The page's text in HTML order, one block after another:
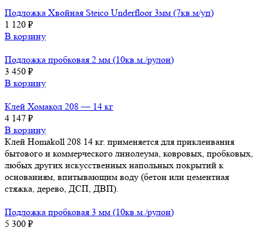
Подложка Хвойная Steico Underfloor 3мм (7кв.м/уп)
1 120 ₽
В корзину
Подложка пробковая 2 мм (10кв.м./рулон)
3 450 ₽
В корзину
Клей Хомакол 208 — 14 кг
4 147 ₽
В корзину
Клей Homakoll 208 14 кг. применяется для приклеивания
бытового и коммерческого линолеума, ковровых, пробковых,
любых других искусственных напольных покрытий к
основаниям, впитывающим воду (бетон или цементная
стяжка, дерево, ДСП, ДВП).
Подложка пробковая 3 мм (10кв.м./рулон)
5 300 ₽